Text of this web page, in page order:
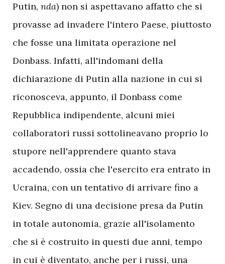
Putin, nda) non si aspettavano affatto che si
provasse ad invadere l'intero Paese, piuttosto
che fosse una limitata operazione nel
Donbass. Infatti, all'indomani della
dichiarazione di Putin alla nazione in cui si
riconosceva, appunto, il Donbass come
Repubblica indipendente, alcuni miei
collaboratori russi sottolineavano proprio lo
stupore nell'apprendere quanto stava
accadendo, ossia che l'esercito era entrato in
Ucraina, con un tentativo di arrivare fino a
Kiev. Segno di una decisione presa da Putin
in totale autonomia, grazie all'isolamento
che si è costruito in questi due anni, tempo
in cui è diventato, anche per i russi, una